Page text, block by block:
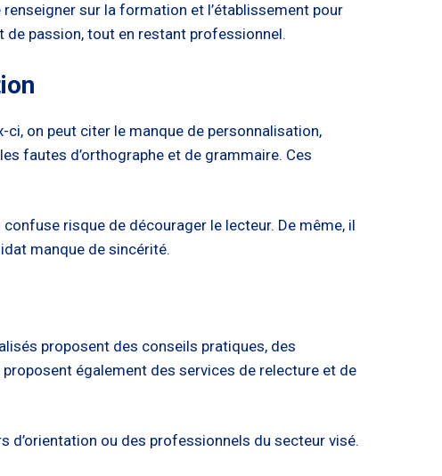
sur la formation et l’établissement pour
de passion, tout en restant professionnel.
on peut citer le manque de personnalisation,
fautes d’orthographe et de grammaire. Ces
risque de décourager le lecteur. De même, il
manque de sincérité.
proposent des conseils pratiques, des
également des services de relecture et de
d’orientation ou des professionnels du secteur visé.